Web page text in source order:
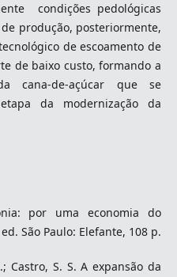
condições pedológicas
produção, posteriormente,
de escoamento de
de baixo custo, formando a
cana-de-açúcar que se
da modernização da
por uma economia do
São Paulo: Elefante, 108 p.
Castro, S. S. A expansão da